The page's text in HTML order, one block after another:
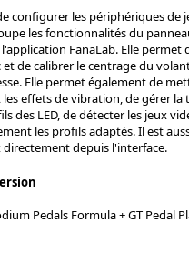
configurer les périphériques de
les fonctionnalités du
FanaLab. Elle
de calibrer le centrage du
Elle permet également de
effets de vibration, de gérer la
des LED, de détecter les jeux
les profils adaptés. Il est
directement depuis l'interface.
Pedals Formula + GT Pedal